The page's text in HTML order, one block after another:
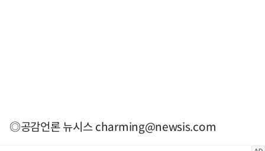
◎공감언론 뉴시스charming@newsis.com